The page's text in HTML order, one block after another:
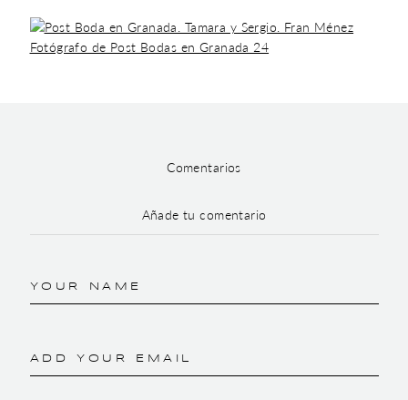
Comentarios
Añade tu comentario
YOUR NAME
ADD YOUR EMAIL